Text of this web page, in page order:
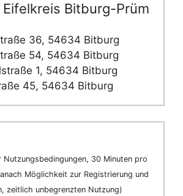
Bitburg-Prüm
36, 54634 Bitburg
54, 54634 Bitburg
1, 54634 Bitburg
45, 54634 Bitburg
Nutzungsbedingungen, 30 Minuten pro
Möglichkeit zur Registrierung und
zeitlich unbegrenzten Nutzung)